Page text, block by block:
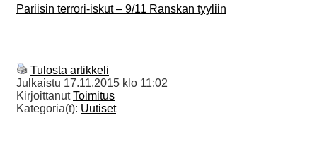
Pariisin terrori-iskut – 9/11 Ranskan tyyliin
Tulosta artikkeli
Julkaistu 17.11.2015 klo 11:02
KirjoittanutToimitus
Kategoria(t): Uutiset